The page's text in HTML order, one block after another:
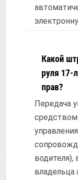
Какой
руля 17-
прав?
Передача
водителя),
владельца